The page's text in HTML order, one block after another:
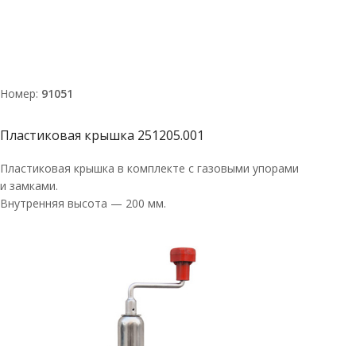
Номер: 91051
Пластиковая крышка 251205.001
Пластиковая крышка в комплекте с газовыми упорами
и замками.
Внутренняя высота — 200 мм.